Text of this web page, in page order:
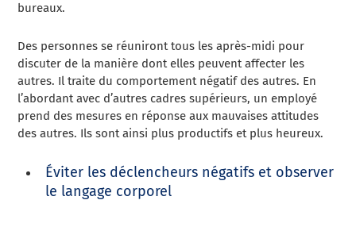
bureaux.
Des personnes se réuniront tous les après-midi pour
discuter de la manière dont elles peuvent affecter les
autres. Il traite du comportement négatif des autres. En
l’abordant avec d’autres cadres supérieurs, un employé
prend des mesures en réponse aux mauvaises attitudes
des autres. Ils sont ainsi plus productifs et plus heureux.
Éviter les déclencheurs négatifs et observer
le langage corporel